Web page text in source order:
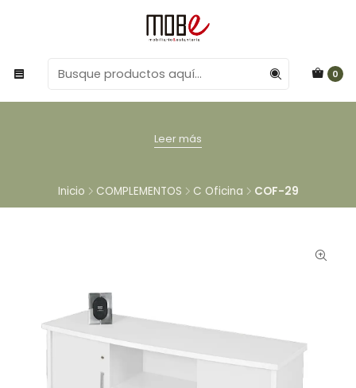
0
Leer más
Inicio COMPLEMENTOS C Oficina COF-29